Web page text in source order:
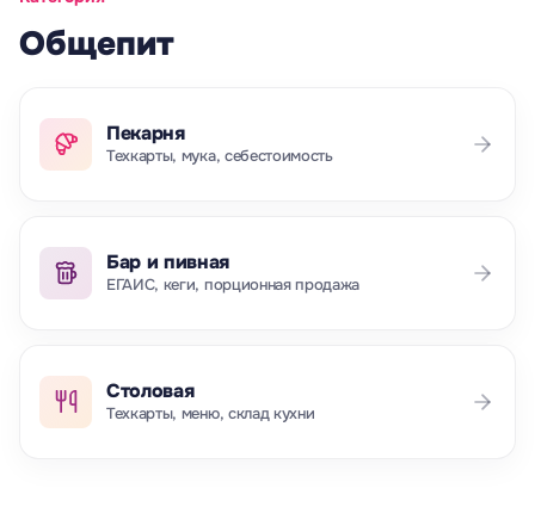
Общепит
Пекарня
Техкарты, мука, себестоимость
Бар и пивная
ЕГАИС, кеги, порционная продажа
Столовая
Техкарты, меню, склад кухни